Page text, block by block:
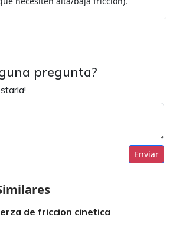
pregunta?
Enviar
de friccion cinetica